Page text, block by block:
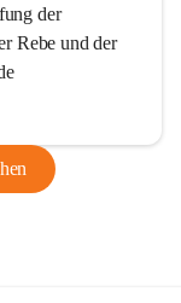
der
Rebe und der